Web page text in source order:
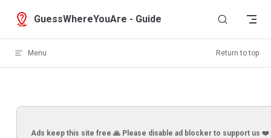
Skip to content
GuessWhereYouAre - Guide
Menu Return to top
Ads keep this site free 🙏 Please disable ad blocker to support us ❤️